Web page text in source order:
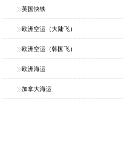
英国快铁
欧洲空运（大陆飞）
欧洲空运（韩国飞）
欧洲海运
加拿大海运